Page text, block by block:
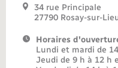
34 rue Principale
27790 Rosay-sur-
Horaires
Lundi et mardi de
Jeudi de 9 h à 12 h